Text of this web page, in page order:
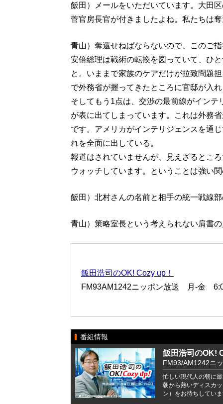
飯田）メールをいただいています。大田
菅官房長官が付きましたよね。私たちは
青山）奪還せねばならないので、このご
安倍総理は戦術の転換を図っていて、ひ
と。いままで家族のケアだけが拉致問題
で外務省が握ってきたところに官邸が入
そしてもう1点は、交渉の最前線がイン
が表に出てしまっています。これは外務
です。アメリカがインテリジェンスを通
れを全面に出している。
報道はされていませんが、見えざるとこ
ウォッチしています。ということは強い
飯田）北村さんの名前と相手の統一戦線
青山）策略室長という考えられない肩書
飯田浩司のOK! Cozy up！
FM93AM1242ニッポン放送 月-金
番組情報
飯田浩司のOK!
FM93/AM1242ニ
忙しい現代人の朝に
朝から熱いディスカ
ン）をお待ちしてい